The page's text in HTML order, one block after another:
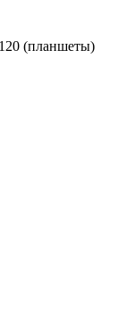
(планшеты)